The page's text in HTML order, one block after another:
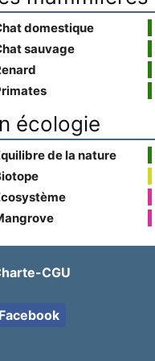
domestique
sauvage
écologie
de la nature
CGU
Facebook